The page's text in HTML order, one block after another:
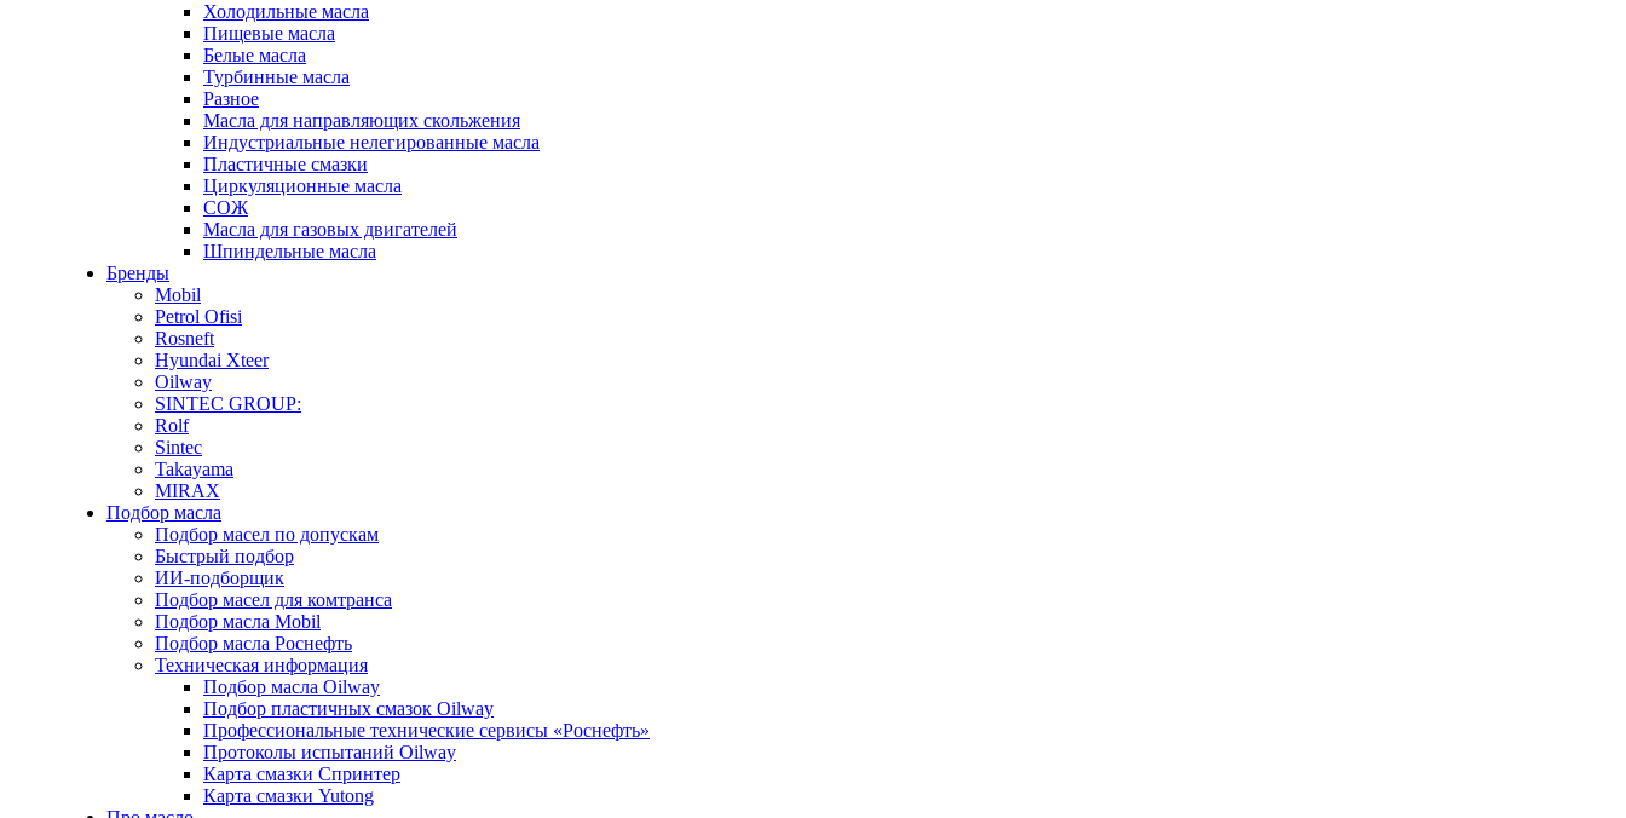
Холодильные масла
Пищевые масла
Белые масла
Турбинные масла
Разное
Масла для направляющих скольжения
Индустриальные нелегированные масла
Пластичные смазки
Циркуляционные масла
СОЖ
Масла для газовых двигателей
Шпиндельные масла
Бренды
Mobil
Petrol Ofisi
Rosneft
Hyundai Xteer
Oilway
SINTEC GROUP:
Rolf
Sintec
Takayama
MIRAX
Подбор масла
Подбор масел по допускам
Быстрый подбор
ИИ-подборщик
Подбор масел для комтранса
Подбор масла Mobil
Подбор масла Роснефть
Техническая информация
Подбор масла Oilway
Подбор пластичных смазок Oilway
Профессиональные технические сервисы «Роснефть»
Протоколы испытаний Oilway
Карта смазки Спринтер
Карта смазки Yutong